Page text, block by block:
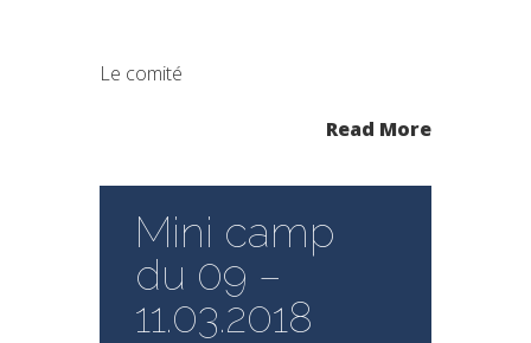
Le comité
Read More
Mini camp
du 09 –
11.03.2018